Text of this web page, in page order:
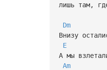
лишь там,
Dm
Внизу
E
А мы
Am